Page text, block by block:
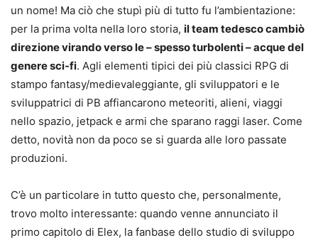
un nome! Ma ciò che stupì più di tutto fu l’ambientazione:
per la prima volta nella loro storia, il team tedesco cambiò
direzione virando verso le – spesso turbolenti – acque del
genere sci-fi. Agli elementi tipici dei più classici RPG di
stampo fantasy/medievaleggiante, gli sviluppatori e le
sviluppatrici di PB affiancarono meteoriti, alieni, viaggi
nello spazio, jetpack e armi che sparano raggi laser. Come
detto, novità non da poco se si guarda alle loro passate
produzioni.
C’è un particolare in tutto questo che, personalmente,
trovo molto interessante: quando venne annunciato il
primo capitolo di Elex, la fanbase dello studio di sviluppo